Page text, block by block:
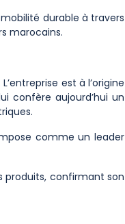
durable à travers
marocains.
est à l’origine
confère aujourd’hui un
comme un leader
produits, confirmant son